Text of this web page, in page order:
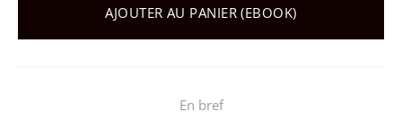
AJOUTER AU PANIER (EBOOK)
En bref